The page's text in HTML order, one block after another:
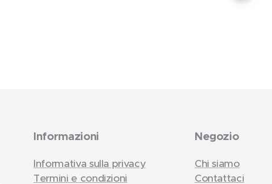
Informazioni
Informativa sulla privacy
Termini e condizioni
Negozio
Chi siamo
Contattaci